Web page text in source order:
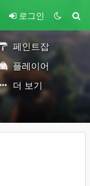
로그인
페인트잡
플레이어
더 보기